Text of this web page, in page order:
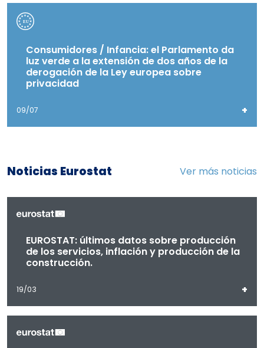
Consumidores / Infancia: el Parlamento da
luz verde a la extensión de dos años de la
derogación de la Ley europea sobre
privacidad
09/07 +
Noticias Eurostat Ver más noticias
EUROSTAT: últimos datos sobre producción
de los servicios, inflación y producción de la
construcción.
19/03 +